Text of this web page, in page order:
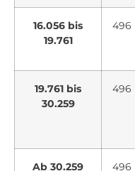
16.056 bis
19.761
496
19.761 bis
30.259
496
Ab 30.259 496